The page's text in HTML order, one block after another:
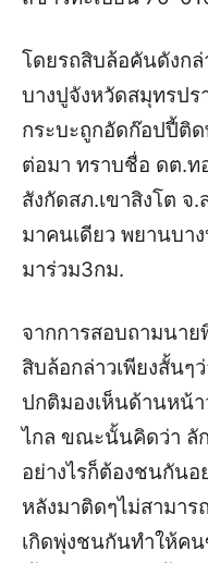
โดยรถสิบล้อคันดังกล่
บางปูจังหวัดสมุทรป
กระบะถูกอัดก๊อปปี้ติด
ต่อมา ทราบชื่อ ดต.ท
สังกัดสภ.เขาสิงโต จ
มาคนเดียว พยานบา
มาร่วม3กม.
จากการสอบถามนา
สิบล้อกล่าวเพียงสั้น
ปกติมองเห็นด้านหน้
ไกล ขณะนั้นคิดว่า
อย่างไรก็ต้องชนกัน
หลังมาติดๆไม่สามาร
เกิดพุ่งชนกันทำให้ค